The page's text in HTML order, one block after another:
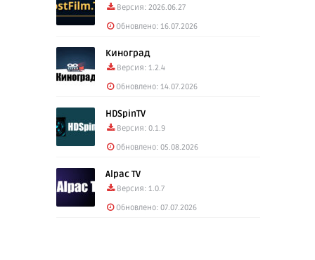
Версия: 2026.06.27
Обновлено: 16.07.2026
Киноград
Версия: 1.2.4
Обновлено: 14.07.2026
HDSpinTV
Версия: 0.1.9
Обновлено: 05.08.2026
Alpac TV
Версия: 1.0.7
Обновлено: 07.07.2026